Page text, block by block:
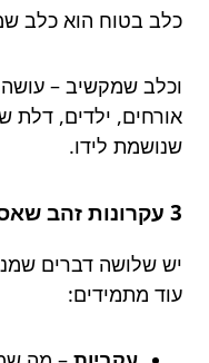
כלב בטוח הוא כלב
וכלב שמקשיב –
אורחים, ילדים, דלת
שנושמת לידו.
3 עקרונות זהב שאסור לשכוח (כן, גם כשעייפים)
יש שלושה דברים
עוד מתמידים: